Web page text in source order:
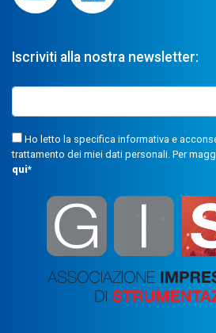
Iscriviti alla nostra newsletter:
Ho letto la specifica informativa e
trattamento dei miei dati personali. Per
qui*